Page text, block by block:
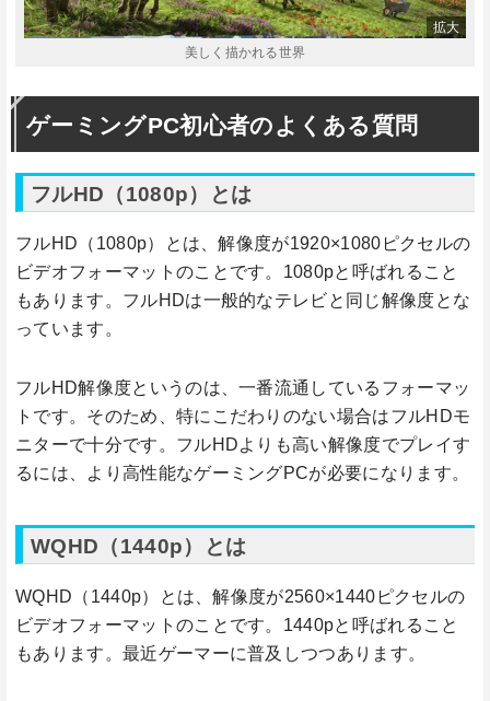
美しく描かれる世界
ゲーミングPC初心者のよくある質問
フルHD（1080p）とは
フルHD（1080p）とは、解像度が1920×1080ピクセルの
ビデオフォーマットのことです。1080pと呼ばれること
もあります。フルHDは一般的なテレビと同じ解像度とな
っています。
フルHD解像度というのは、一番流通しているフォーマッ
トです。そのため、特にこだわりのない場合はフルHDモ
ニターで十分です。フルHDよりも高い解像度でプレイす
るには、より高性能なゲーミングPCが必要になります。
WQHD（1440p）とは
WQHD（1440p）とは、解像度が2560×1440ピクセルの
ビデオフォーマットのことです。1440pと呼ばれること
もあります。最近ゲーマーに普及しつつあります。